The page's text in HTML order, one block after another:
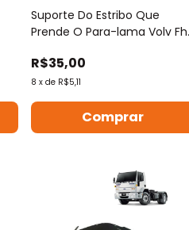
Suporte Do Estribo Que
Prende O Para-lama Volv Fh
R$35,00
8 xde R$5,11
Comprar